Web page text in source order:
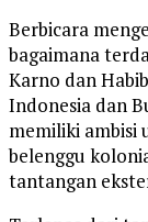
Berbicara
bagaimana
Karno dan
Indonesia dan
memiliki ambisi
belenggu
tantangan